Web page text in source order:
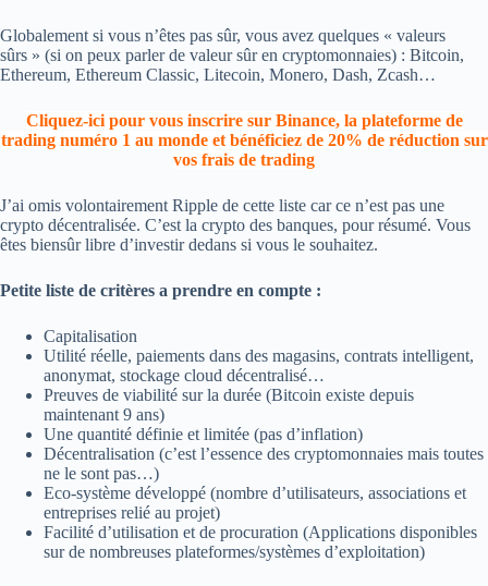
Globalement si vous n’êtes pas sûr, vous avez quelques « valeurs
sûrs » (si on peux parler de valeur sûr en cryptomonnaies) : Bitcoin,
Ethereum, Ethereum Classic, Litecoin, Monero, Dash, Zcash…
Cliquez-ici pour vous inscrire sur Binance, la plateforme de
trading numéro 1 au monde et bénéficiez de 20% de réduction sur
vos frais de trading
J’ai omis volontairement Ripple de cette liste car ce n’est pas une
crypto décentralisée. C’est la crypto des banques, pour résumé. Vous
êtes biensûr libre d’investir dedans si vous le souhaitez.
Petite liste de critères a prendre en compte :
Capitalisation
Utilité réelle, paiements dans des magasins, contrats intelligent,
anonymat, stockage cloud décentralisé…
Preuves de viabilité sur la durée (Bitcoin existe depuis
maintenant 9 ans)
Une quantité définie et limitée (pas d’inflation)
Décentralisation (c’est l’essence des cryptomonnaies mais toutes
ne le sont pas…)
Eco-système développé (nombre d’utilisateurs, associations et
entreprises relié au projet)
Facilité d’utilisation et de procuration (Applications disponibles
sur de nombreuses plateformes/systèmes d’exploitation)